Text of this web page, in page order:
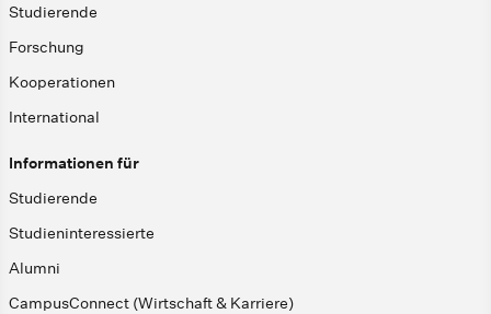
Studierende
Forschung
Kooperationen
International
Informationen für
Studierende
Studieninteressierte
Alumni
CampusConnect (Wirtschaft & Karriere)